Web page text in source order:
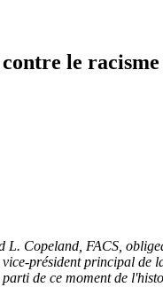
le
Copeland, FACS,
président principal de
de ce moment de